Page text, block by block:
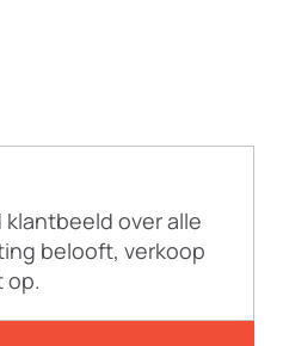
over alle
belooft, verkoop
op.